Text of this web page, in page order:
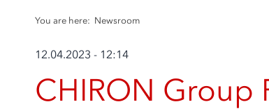
You are here: Newsroom
12.04.2023 - 12:14
CHIRON